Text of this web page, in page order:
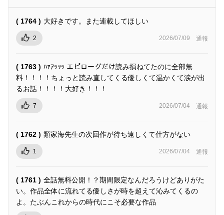
( 1764 ) 大好きです。また連載してほしい
2 2026/07/09 通報
( 1763 ) ﾊｧｱｯｯｯ エピローグだけ読み損ねてたのに全部無
料！！！！ちょっと読み直してくる優しくて温かくて涙が出
るお話！！！！大好き！！！
7 2026/07/04 通報
( 1762 ) 類家海先生の次回作が待ち遠しくて仕方がない
1 2026/07/04 通報
( 1761 ) 全話無料公開！？期間限定なんだろうけどありがた
い。作品全体に流れてる優しさが時を超えて沁みてくるの
よ。たぶんこれからの時代にこそ必要な作品